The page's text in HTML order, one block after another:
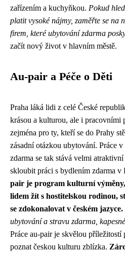
zařízením a kuchyňkou. Pokud
platit vysoké nájmy, zaměřte se na
firem, které ubytování zdarma
začít nový život v hlavním městě.
Au-pair a Péče o Děti
Praha láká lidi z celé České
krásou a kulturou, ale i pracovními
zejména pro ty, kteří se do Prahy
zásadní otázkou ubytování. Práce
zdarma se tak stává velmi
skloubit práci s bydlením zdarma v
pair je program kulturní
lidem žít s hostitelskou rodinou,
se zdokonalovat v českém jazyce.
ubytování a stravu zdarma,
Práce au-pair je skvělou
poznat českou kulturu zblízka.